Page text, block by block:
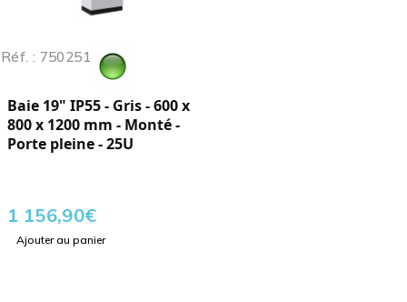
Réf. : 750251
Baie 19" IP55 - Gris - 600 x
800 x 1200 mm - Monté -
Porte pleine - 25U
1 156,90€
Ajouter au panier